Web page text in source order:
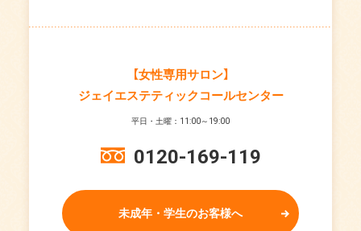
【女性専用サロン】
ジェイエステティックコールセンター
平日・土曜：11:00～19:00
0120-169-119
未成年・学生のお客様へ